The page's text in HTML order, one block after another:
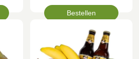
Bestellen